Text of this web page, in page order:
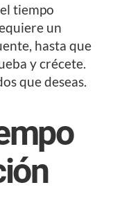
tiempo
un
hasta que
y crécete.
que deseas.